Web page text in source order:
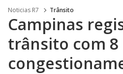
Noticias R7 Trânsito
Campinas
trânsito com 8